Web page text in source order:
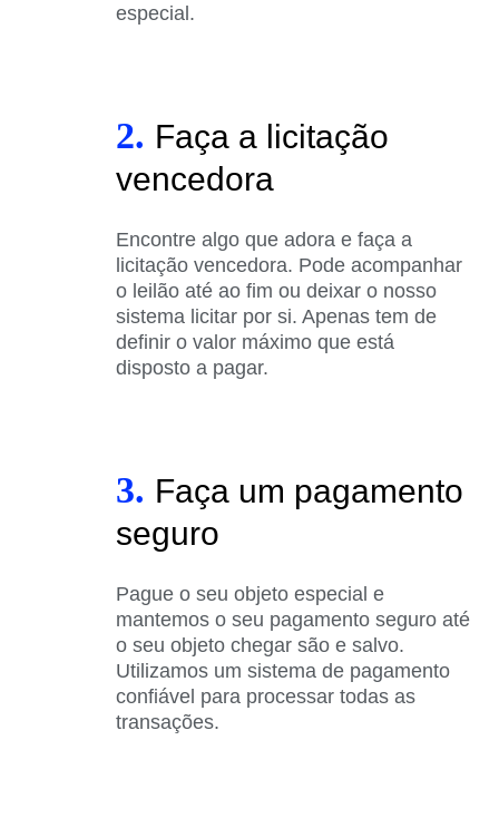
especial.
2. Faça a licitação
vencedora
Encontre algo que adora e faça a
licitação vencedora. Pode acompanhar
o leilão até ao fim ou deixar o nosso
sistema licitar por si. Apenas tem de
definir o valor máximo que está
disposto a pagar.
3. Faça um pagamento
seguro
Pague o seu objeto especial e
mantemos o seu pagamento seguro até
o seu objeto chegar são e salvo.
Utilizamos um sistema de pagamento
confiável para processar todas as
transações.